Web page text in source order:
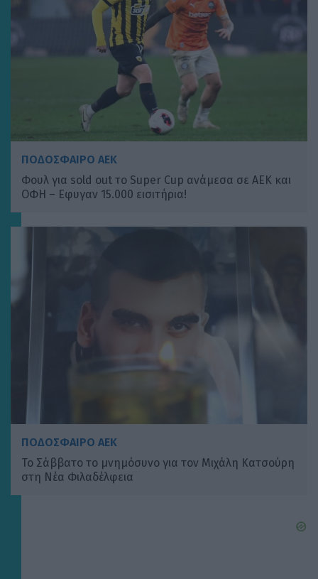
ΠΟΔΟΣΦΑΙΡΟ ΑΕΚ
Φουλ για sold out το Super Cup ανάμεσα σε ΑΕΚ και
ΟΦΗ – Eφυγαν 15.000 εισιτήρια!
ΠΟΔΟΣΦΑΙΡΟ ΑΕΚ
Το Σάββατο το μνημόσυνο για τον Μιχάλη Κατσούρη
στη Νέα Φιλαδέλφεια